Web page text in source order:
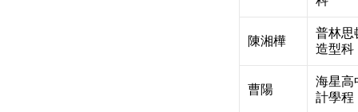
陳湘樺
普林思
造型科
曹陽
海星高
計學程